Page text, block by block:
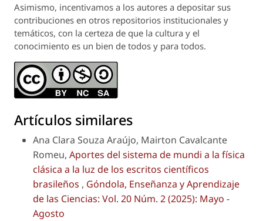
Asimismo, incentivamos a los autores a depositar sus
contribuciones en otros repositorios institucionales y
temáticos, con la certeza de que la cultura y el
conocimiento es un bien de todos y para todos.
Artículos similares
Ana Clara Souza Araújo, Mairton Cavalcante
Romeu, Aportes del sistema de mundi a la física
clásica a la luz de los escritos científicos
brasileños , Góndola, Enseñanza y Aprendizaje
de las Ciencias: Vol. 20 Núm. 2 (2025): Mayo -
Agosto